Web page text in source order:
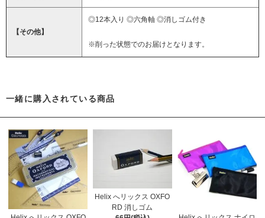
【その他】
◎12本入り ◎六角軸 ◎消しゴム付き
※削った状態でのお届けとなります。
一緒に購入されている商品
Helix へリックス OXFO
RD 消しゴム